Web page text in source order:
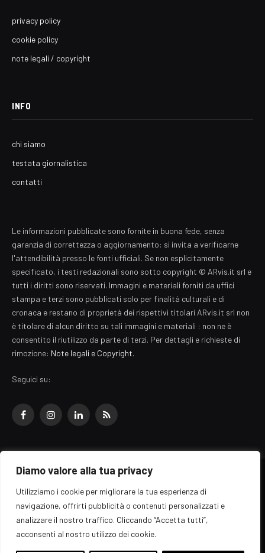
Diamo valore alla tua privacy
Utilizziamo i cookie per migliorare la tua esperienza di
navigazione, offrirti pubblicità o contenuti personalizzati e
analizzare il nostro traffico. Cliccando “Accetta tutti”,
acconsenti al nostro utilizzo dei cookie.
privacy policy
cookie policy
note legali / copyright
INFO
chi siamo
testata giornalistica
contatti
Le informazioni pubblicate sono fornite in buona fede, senza
garanzia di correttezza o aggiornamento: si invita a verificarne
l'attendibilità presso le fonti ufficiali. Se non esplicitamente
specificato, i testi redazionali sono sotto copyright © ARvis.it srl e
tutti i diritti sono riservati. Immagini e materiali forniti da uffici
stampa e terzi sono pubblicati solo per finalità culturali e di
cronaca e restano di proprietà dei rispettivi titolari ARvis.it srl non
è titolare di alcun diritto su tali immagini e materiali : non ne è
consentito il riutilizzo da parte di terzi. Per dettagli e richieste di
rimozione: Note legali e Copyright.
Seguici su:
FacebookInstagramLinkedInRSS
© 2026 EZ Rome Designed by ARvis.it
Il portale EZ Rome e' una testata giornalistica di carattere generalista
registrata al tribunale di Roma - Numero 389/2008
Direttore responsabile: Raffaella Roani - ISSN: 2036-783X
Edito da ARvis.it srl - via Alessandria 88 - 00198 Roma CF/PI/R.I.